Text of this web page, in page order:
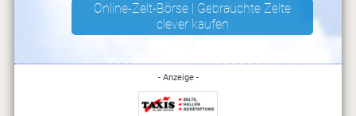
Online-Zelt-Börse | Gebrauchte Zelte
clever kaufen
- Anzeige -